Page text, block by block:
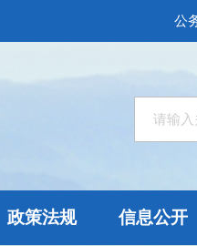
公
政策法规 信息公开